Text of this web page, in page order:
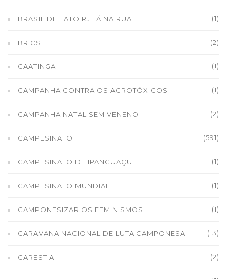
BRASIL DE FATO RJ TÁ NA RUA (1)
BRICS (2)
CAATINGA (1)
CAMPANHA CONTRA OS AGROTÓXICOS (1)
CAMPANHA NATAL SEM VENENO (2)
CAMPESINATO (591)
CAMPESINATO DE IPANGUAÇU (1)
CAMPESINATO MUNDIAL (1)
CAMPONESIZAR OS FEMINISMOS (1)
CARAVANA NACIONAL DE LUTA CAMPONESA (13)
CARESTIA (2)